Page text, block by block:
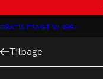
GRATIS FRAGT V/ 499,-
Tilbage